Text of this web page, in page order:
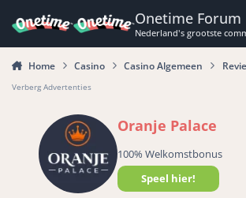
Onetime Forum
Nederland's grootste
Home Casino Casino Algemeen
Verberg Advertenties
Oranje Palace
100% Welkomstbonus
Speel hier!